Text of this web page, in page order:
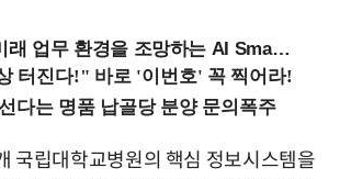
을 조망하는 AI Smart Work Summit 2026 (9/11 코엑스)
국립대학교병원의 핵심 정보시스템을